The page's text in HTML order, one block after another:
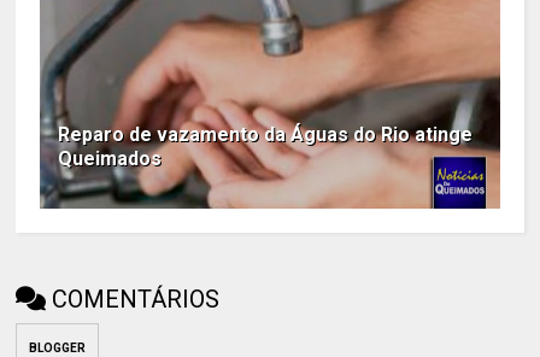
Reparo de vazamento da Águas do Rio atinge
Queimados
COMENTÁRIOS
BLOGGER